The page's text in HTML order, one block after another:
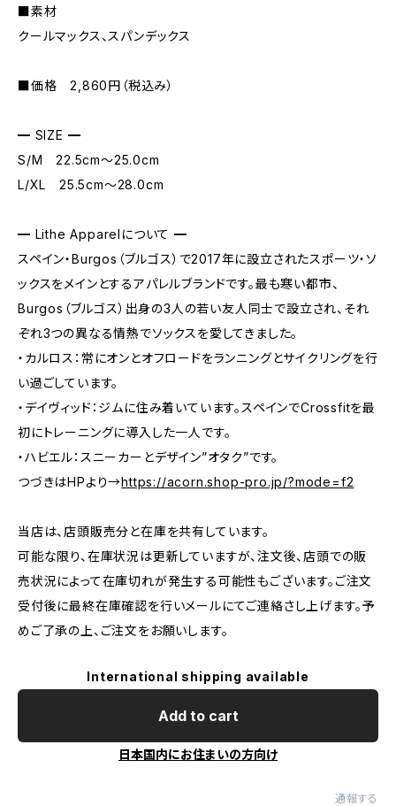
■素材
クールマックス、スパンデックス
■価格 2,860円（税込み）
━ SIZE ━
S/M 22.5cm～25.0cm
L/XL 25.5cm～28.0cm
━ Lithe Apparelについて ━
スペイン・Burgos（ブルゴス）で2017年に設立されたスポーツ・ソ
ックスをメインとするアパレルブランドです。最も寒い都市、
Burgos（ブルゴス）出身の3人の若い友人同士で設立され、それ
ぞれ3つの異なる情熱でソックスを愛してきました。
・カルロス：常にオンとオフロードをランニングとサイクリングを行
い過ごしています。
・デイヴィッド：ジムに住み着いています。スペインでCrossfitを最
初にトレーニングに導入した一人です。
・ハビエル：スニーカーとデザイン”オタク”です。
つづきはHPより→https://acorn.shop-pro.jp/?mode=f2
当店は、店頭販売分と在庫を共有しています。
可能な限り、在庫状況は更新していますが、注文後、店頭での販
売状況によって在庫切れが発生する可能性もございます。ご注文
受付後に最終在庫確認を行いメールにてご連絡さし上げます。予
めご了承の上、ご注文をお願いします。
International shipping available
Add to cart
日本国内にお住まいの方向け
通報する